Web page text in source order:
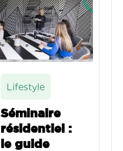
Lifestyle
Séminaire
résidentiel :
le guide